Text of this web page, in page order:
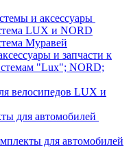
и аксессуары
LUX и NORD
Муравей
и запчасти к
"Lux"; NORD;
велосипедов LUX и
для автомобилей
для автомобилей